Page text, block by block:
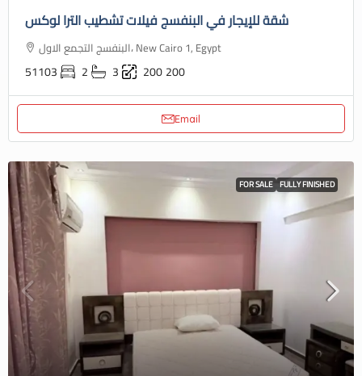
شقة للإيجار في البنفسج فيلات تشطيب الترا لوكس
البنفسج التجمع الاول، New Cairo 1, Egypt
51103 2 3 200200
Email
FOR SALE FULLY FINISHED